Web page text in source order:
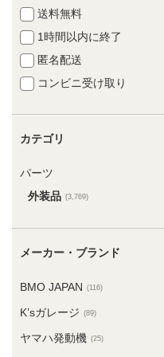
送料無料
1時間以内に終了
匿名配送
コンビニ受け取り
カテゴリ
パーツ
外装品 (3,769)
メーカー・ブランド
BMO JAPAN (116)
K’sガレージ (89)
ヤマハ発動機 (25)